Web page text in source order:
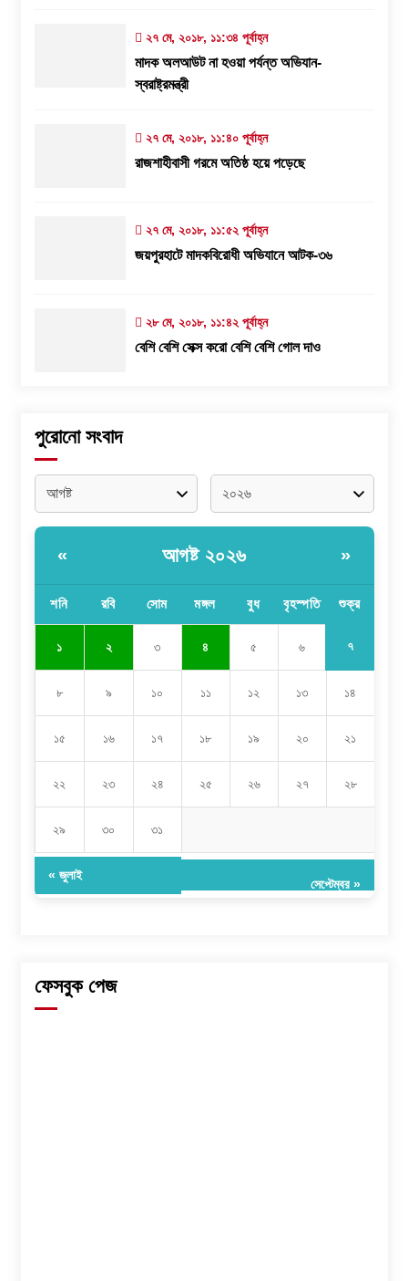
২৭ মে, ২০১৮, ১১:৩৪ পূর্বাহ্ন
মাদক অলআউট না হওয়া পর্যন্ত অভিযান-
স্বরাষ্ট্রমন্ত্রী
২৭ মে, ২০১৮, ১১:৪০ পূর্বাহ্ন
রাজশাহীবাসী গরমে অতিষ্ঠ হয়ে পড়েছে
২৭ মে, ২০১৮, ১১:৫২ পূর্বাহ্ন
জয়পুরহাটে মাদকবিরোধী অভিযানে আটক-৩৬
২৮ মে, ২০১৮, ১১:৪২ পূর্বাহ্ন
বেশি বেশি সেক্স করো বেশি বেশি গোল দাও
পুরোনো সংবাদ
« আগষ্ট ২০২৬ »
শনি রবি সোম মঙ্গল বুধ বৃহস্পতি শুক্র
১ ২ ৩ ৪ ৫ ৬ ৭
৮ ৯ ১০ ১১ ১২ ১৩ ১৪
১৫ ১৬ ১৭ ১৮ ১৯ ২০ ২১
২২ ২৩ ২৪ ২৫ ২৬ ২৭ ২৮
২৯ ৩০ ৩১
« জুলাই
সেপ্টেম্বর »
ফেসবুক পেজ